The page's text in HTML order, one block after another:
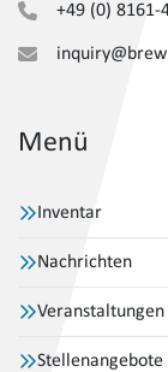
+49 (0) 8161-
Menü
Inventar
Nachrichten
Veranstaltungen
Stellenangebote